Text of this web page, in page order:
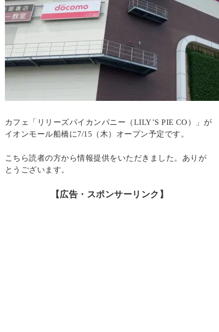
カフェ「リリーズパイカンパニー（LILY’S PIE CO）」が
イオンモール船橋に7/15（木）オープン予定です。
こちら読者の方から情報提供をいただきました。ありが
とうございます。
【広告・スポンサーリンク】